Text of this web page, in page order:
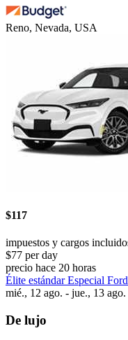
Reno, Nevada, USA
$117
impuestos y cargos
$77 per day
precio hace 20 horas
Élite estándar Especial
mié., 12 ago. - jue., 13 ago.
De lujo